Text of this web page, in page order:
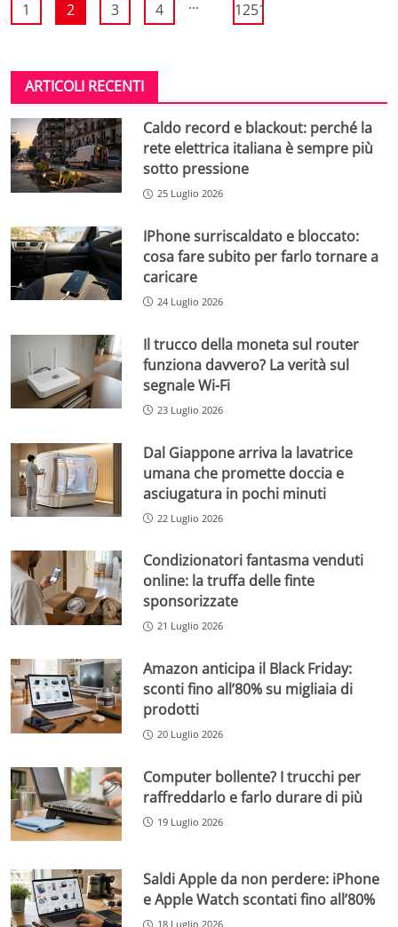
1 2 3 4 1251
ARTICOLI RECENTI
Caldo record e blackout: perché la
rete elettrica italiana è sempre più
sotto pressione
25 Luglio 2026
IPhone surriscaldato e bloccato:
cosa fare subito per farlo tornare a
caricare
24 Luglio 2026
Il trucco della moneta sul router
funziona davvero? La verità sul
segnale Wi-Fi
23 Luglio 2026
Dal Giappone arriva la lavatrice
umana che promette doccia e
asciugatura in pochi minuti
22 Luglio 2026
Condizionatori fantasma venduti
online: la truffa delle finte
sponsorizzate
21 Luglio 2026
Amazon anticipa il Black Friday:
sconti fino all’80% su migliaia di
prodotti
20 Luglio 2026
Computer bollente? I trucchi per
raffreddarlo e farlo durare di più
19 Luglio 2026
Saldi Apple da non perdere: iPhone
e Apple Watch scontati fino all’80%
18 Luglio 2026